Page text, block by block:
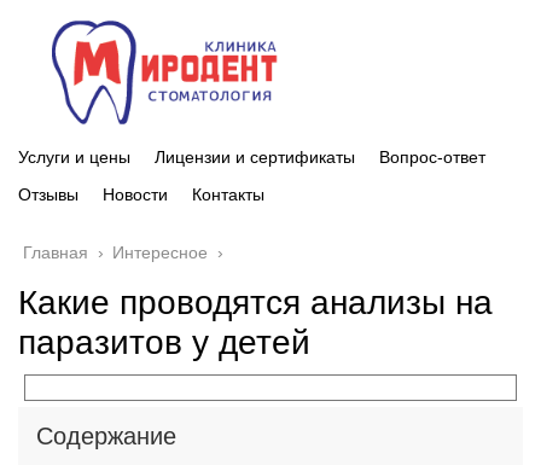
Услуги и цены Лицензии и сертификаты
Вопрос-ответ
Отзывы
Новости Контакты
Главная › Интересное ›
Какие проводятся анализы на
паразитов у детей
Содержание